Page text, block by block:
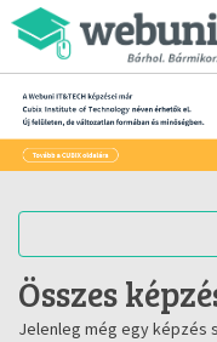
Összes
Jelenleg még egy képzés